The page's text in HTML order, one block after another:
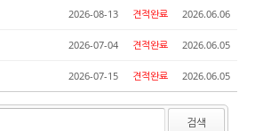
2026-08-13 견적완료 2026.06.06
2026-07-04 견적완료 2026.06.05
2026-07-15 견적완료 2026.06.05
검색